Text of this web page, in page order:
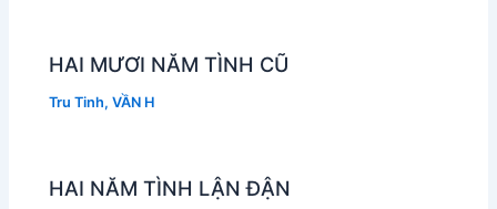
HAI MƯƠI NĂM TÌNH CŨ
Tru Tinh,VẦN H
HAI NĂM TÌNH LẬN ĐẬN